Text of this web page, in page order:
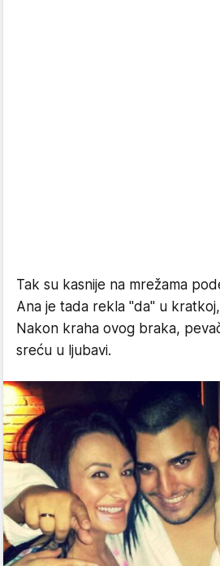
Tak su kasnije na mrežama
Ana je tada rekla "da" u
Nakon kraha ovog braka,
sreću u ljubavi.